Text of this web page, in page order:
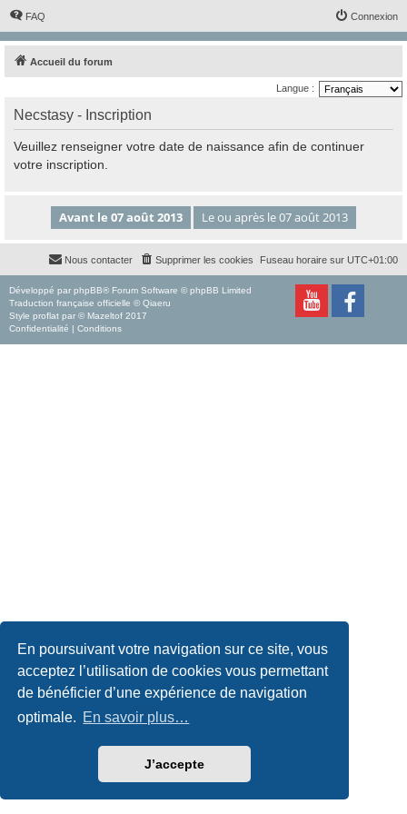
En poursuivant votre navigation sur ce site, vous
acceptez l’utilisation de cookies vous permettant
de bénéficier d’une expérience de navigation
optimale. En savoir plus…
J’accepte
FAQ Connexion
Accueil du forum
Langue :
Necstasy - Inscription
Veuillez renseigner votre date de naissance afin de continuer
votre inscription.
Fuseau horaire sur UTC+01:00
Supprimer les cookies
Nous contacter
Développé par phpBB® Forum Software © phpBB Limited
Traduction française officielle © Qiaeru
Style proflat par © Mazeltof 2017
Confidentialité
Conditions